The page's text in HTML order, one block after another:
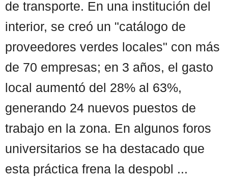
de transporte. En una institución del
interior, se creó un "catálogo de
proveedores verdes locales" con más
de 70 empresas; en 3 años, el gasto
local aumentó del 28% al 63%,
generando 24 nuevos puestos de
trabajo en la zona. En algunos foros
universitarios se ha destacado que
esta práctica frena la despobl ...